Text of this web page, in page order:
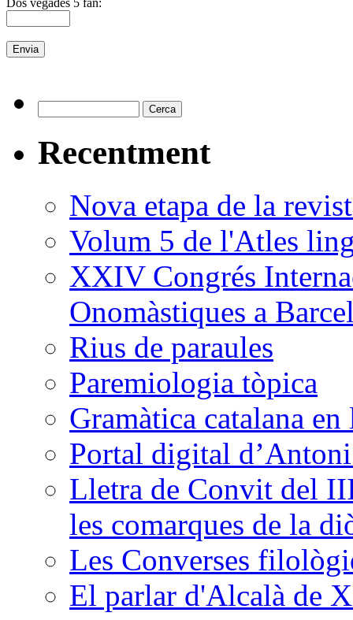
Recentment
Nova etapa de la
Volum 5 de l'Atles
XXIV Congrés
Onomàstiques a
Rius de paraules
Paremiologia tòpica
Gramàtica catalana
Portal digital
Lletra de Convit del
les comarques de la
Les Converses
El parlar d'Alcalà de